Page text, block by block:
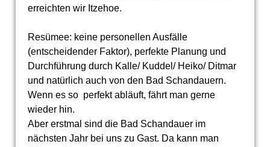
erreichten wir Itzehoe.
Resümee: keine personellen Ausfälle
(entscheidender Faktor), perfekte Planung und
Durchführung durch Kalle/ Kuddel/ Heiko/ Ditmar
und natürlich auch von den Bad Schandauern.
Wenn es so perfekt abläuft, fährt man gerne
wieder hin.
Aber erstmal sind die Bad Schandauer im
nächsten Jahr bei uns zu Gast. Da kann man